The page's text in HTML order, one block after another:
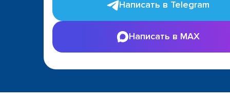
Написать в Telegram
Написать в MAX